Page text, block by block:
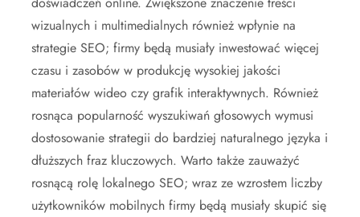
wizualnych i multimedialnych również wpłynie na
strategie SEO; firmy będą musiały inwestować więcej
czasu i zasobów w produkcję wysokiej jakości
materiałów wideo czy grafik interaktywnych. Również
rosnąca popularność wyszukiwań głosowych wymusi
dostosowanie strategii do bardziej naturalnego języka i
dłuższych fraz kluczowych. Warto także zauważyć
rosnącą rolę lokalnego SEO; wraz ze wzrostem liczby
użytkowników mobilnych firmy będą musiały skupić się